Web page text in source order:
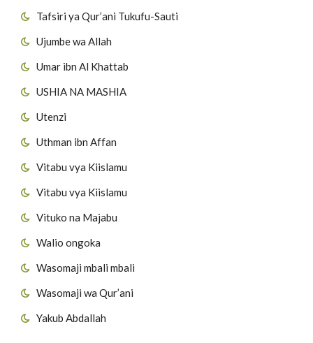
Tafsiri ya Qur’ani Tukufu-Sauti
Ujumbe wa Allah
Umar ibn Al Khattab
USHIA NA MASHIA
Utenzi
Uthman ibn Affan
Vitabu vya Kiislamu
Vitabu vya Kiislamu
Vituko na Majabu
Walio ongoka
Wasomaji mbali mbali
Wasomaji wa Qur’ani
Yakub Abdallah